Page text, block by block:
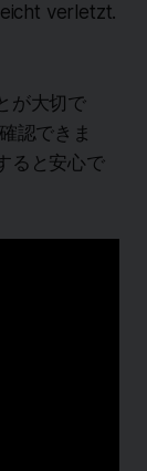
verletzt.
が大切で
認できま
ると安心で